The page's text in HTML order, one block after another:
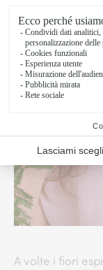
A volte i fiori